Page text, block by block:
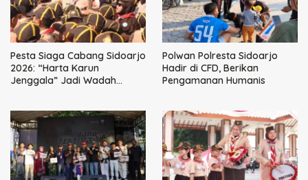
Pesta Siaga Cabang Sidoarjo
2026: “Harta Karun
Jenggala” Jadi Wadah
Polwan Polresta Sidoarjo
Hadir di CFD, Berikan
Pengamanan Humanis